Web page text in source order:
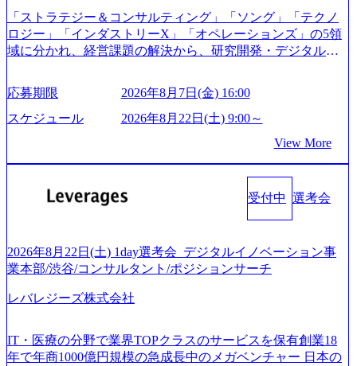
略」案件をメインとしたコンサルティングを行います ＜プ
ロジェクト一部抜粋＞ ・海外事業(新規・既存)事業のビジ
ネスモデル検討支援 ・金融領域におけるAIを活用した事業
ィ領域における地域活性アプリ企画支援及び実行支援 ・ロ
業支援 ※その他新規事業や既存デジタルトランスフォーメ
ーションの案件が多数 ● コンサルタント プロジェクトにお
プロジェクトにおける課題/リスク管理などを担当。 ● シニ
アコンサルタント プロジェクトメンバーとしてプロジェク
トの一領域を担う。主な作業としては、As-Is分析、仮説構
ィスカッションペ ーパーの作成などを担当。 ● 裁量権 弊社
は2019年11月に設立され、成長期といわれるフェーズにあ
ります。 事業・組織を拡大していく時期のため、メンバー
や組織がスケールしていく過程を体感できます。 また、希
参加できる環境です。 自ら案件を取り、プロジェクト体制
を作っていくことも可能です。 ● 事業会社機能にも携われ
日面接や面談のお時間をいただく場合がございます ● 面
接、条件面談それぞれ最大1時間を想定しております ・実施
前日までに日程およびURLを共有させていただきます ・面
接および条件面談ともに、どの時間開始となってもご対応
と幸いです ※1day選考会のご参加希望の方は、事前にGAB
試験を受検いただきます(受験期限は1day選考会実施日の3日
前まで)。 ※ただし、30代以上のコンサルファーム経験3年
以上の方はGAB受検免除、書類選考のみ。 書類選考通過後
に、GAB試験に合格している方へ1day選考会当日のご案内
をさせていただきます。 急速なグローバル化により既存事
業では成長戦略を描く事が困難になった大手企業をサポー
す。 (1)既存または新規大手事業会社から依頼された「経営
戦略」等のコンサルティング支援を行います。クライアン
トは各業界上位5社をターゲットとし、特にCXOクラスから
「新規事業戦略」「既存事業のトランスフォーメーショ
案件をメインとしたコンサルティングを行います ＜プロジ
ェクト一部抜粋＞ ・海外事業(新規・既存)事業のビジネス
「ストラテジー＆コンサルティング」「ソング」「テクノ
ロジー」「インダストリーX」「オペレーションズ」の5領
域に分かれ、経営課題の解決から、研究開発・デジタル・
グ領域からその実行的側面であるITサービスの提供まで一
貫して支援する総合系・IT系ファームである あらゆる産業
において非常に良質な顧客基盤を築いており、Fortune Globa
手掛けたプロジェクトは「ファーストリテイリングにおけ
るグローバル化」「資生堂グループのDX化支援」「ヴィヴ
ンサルティング活動のみならず、2021年にはKDDIと合弁会
社「ARISE analytics」を設立し、人工知能とデータアナリテ
ジタル人材育成の支援も盛んに行う 採用資料 (https://www.ac
centure.com/content/dam/accenture/final/accenture-com/document-
いて (https://www.accenture.com/content/dam/accenture/final/caree
のキャリアブログ (https://www.accenture.com/jp-ja/blogs/japan-
careers-blog) 江川社長が語る「105点経営」 (https://business.ni
応募期限
2026年8月7日(金) 16:00
スケジュール
2026年8月22日(土) 9:00～
View More
受付中 選考会
2026年8月22日(土) 1day選考会_デジタルイノベーション事
業本部/渋谷/コンサルタント/ポジションサーチ
レバレジーズ株式会社
IT・医療の分野で業界TOPクラスのサービスを保有創業18
年で年商1000億円規模の急成長中のメガベンチャー 日本の